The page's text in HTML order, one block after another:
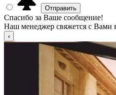
Спасибо за Ваше сообщение!
Наш менеджер свяжется с Вами